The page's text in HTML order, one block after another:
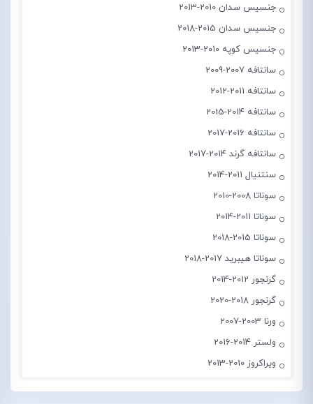
جنسیس سدان 2010-2013
جنسیس سدان 2015-2018
جنسیس کوپه 2010-2013
سانتافه 2007-2009
سانتافه 2011-2012
سانتافه 2014-2015
سانتافه 2016-2017
سانتافه گرند 2014-2017
سنتنیال 2011-2014
سوناتا 2008-2010
سوناتا 2011-2014
سوناتا 2015-2018
سوناتا هیبرید 2017-2018
گرنجور 2012-2014
گرنجور 2018-2020
ورنا 2003-2007
ولستر 2014-2016
ویراکروز 2010-2013